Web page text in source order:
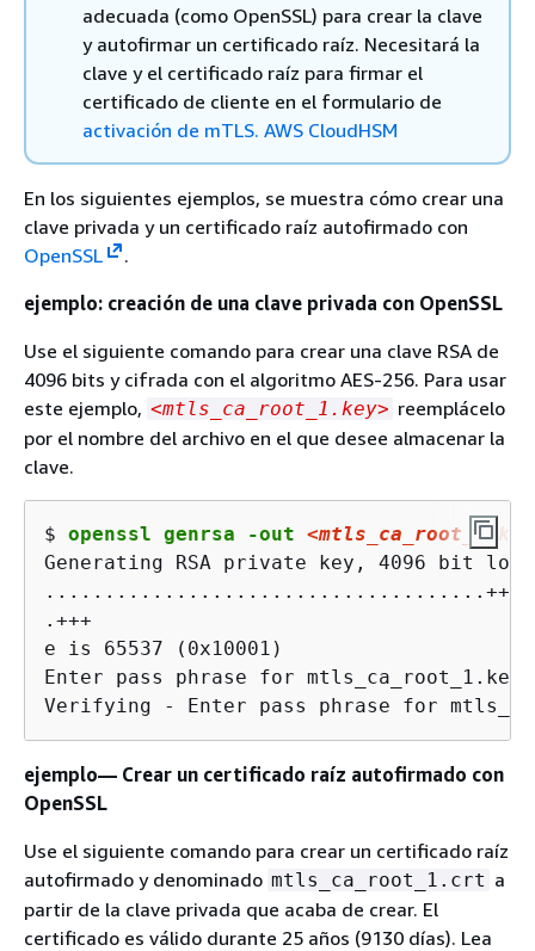
adecuada (como OpenSSL) para crear la clave
y autofirmar un certificado raíz. Necesitará la
clave y el certificado raíz para firmar el
certificado de cliente en el formulario de
activación de mTLS. AWS CloudHSM
En los siguientes ejemplos, se muestra cómo crear una
clave privada y un certificado raíz autofirmado con
OpenSSL
.
ejemplo: creación de una clave privada con OpenSSL
Use el siguiente comando para crear una clave RSA de
4096 bits y cifrada con el algoritmo AES-256. Para usar
este ejemplo, <mtls_ca_root_1.key> reemplácelo
por el nombre del archivo en el que desee almacenar la
clave.
$ openssl genrsa -out
Generating RSA private key, 4096 bit long
.....................................+++
.+++
e is 65537 (0x10001)
Enter pass phrase for mtls_ca_root_1.key:
Verifying - Enter pass phrase for
ejemplo— Crear un certificado raíz autofirmado con
OpenSSL
Use el siguiente comando para crear un certificado raíz
autofirmado y denominado mtls_ca_root_1.crt a
partir de la clave privada que acaba de crear. El
certificado es válido durante 25 años (9130 días). Lea